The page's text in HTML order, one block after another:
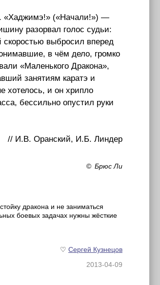
«Хаджимэ!» («Начали!») —
разорвал голос судьи:
выбросил вперед
в чём дело, громко
«Маленького Дракона»,
занятиям каратэ и
хотелось, и он хрипло
бессильно опустил руки
// И.В. Оранский, И.Б. Линдер
© Брюс Ли
дракона и не заниматься
боевых задачах нужны жёсткие
♡ Сергей Кузнецов
2013-04-09